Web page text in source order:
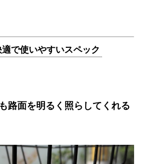
で使いやすいスペック
路面を明るく照らしてくれる